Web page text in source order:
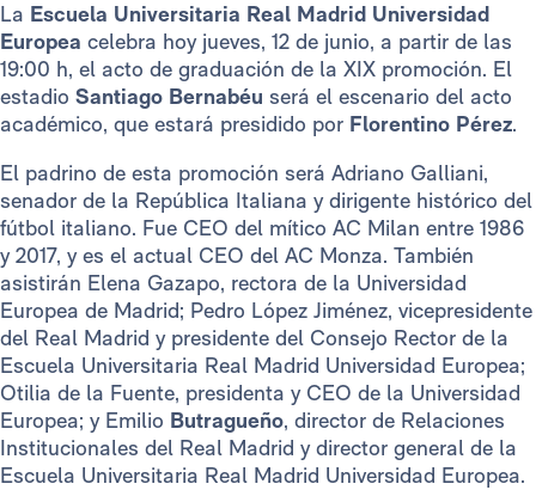
La Escuela Universitaria Real Madrid Universidad
Europea celebra hoy jueves, 12 de junio, a partir de las
19:00 h, el acto de graduación de la XIX promoción. El
estadio Santiago Bernabéu será el escenario del acto
académico, que estará presidido por Florentino Pérez.
El padrino de esta promoción será Adriano Galliani,
senador de la República Italiana y dirigente histórico del
fútbol italiano. Fue CEO del mítico AC Milan entre 1986
y 2017, y es el actual CEO del AC Monza. También
asistirán Elena Gazapo, rectora de la Universidad
Europea de Madrid; Pedro López Jiménez, vicepresidente
del Real Madrid y presidente del Consejo Rector de la
Escuela Universitaria Real Madrid Universidad Europea;
Otilia de la Fuente, presidenta y CEO de la Universidad
Europea; y Emilio Butragueño, director de Relaciones
Institucionales del Real Madrid y director general de la
Escuela Universitaria Real Madrid Universidad Europea.